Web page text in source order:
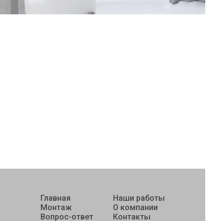
Главная
Монтаж
Вопрос-ответ
Наши работы
О компании
Контакты